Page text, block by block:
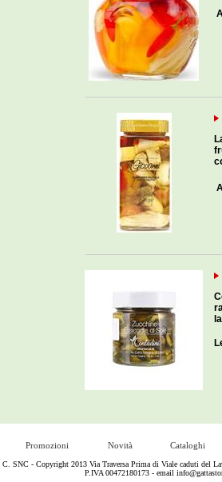
Promozioni Novità Cataloghi
SNC - Copyright 2013 Via Traversa Prima di Viale caduti del
P.IVA 00472180173 - email